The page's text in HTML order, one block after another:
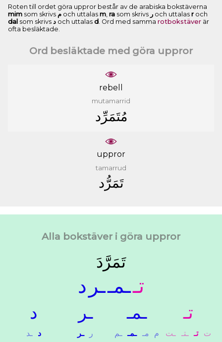
Roten till ordet göra uppror består av de arabiska bokstäverna
mim som skrivs ﻡ och uttalas m, ra som skrivs ﺭ och uttalas r och
dal som skrivs ﺩ och uttalas d. Ord med samma rotbokstäver är
ofta besläktade.
Ord besläktade med göra uppror
rebell
mutamarrid
ﻣُﺘَﻤَﺮِّﺩ
uppror
tamarrud
ﺗَﻤَﺮُّﺩ
Alla bokstäver i göra uppror
ﺗَﻤَﺮَّﺩَ
ﺗــﻤــﺮ ﺩ
ﺗـ ـﻤـ ـﺮ ﺩ
ﺕ ﺗـ ـﺘـ ـﺖ ﻡ ﻣـ ـﻤـ ـﻢ ﺭ ـﺮ ﺩ ـﺪ